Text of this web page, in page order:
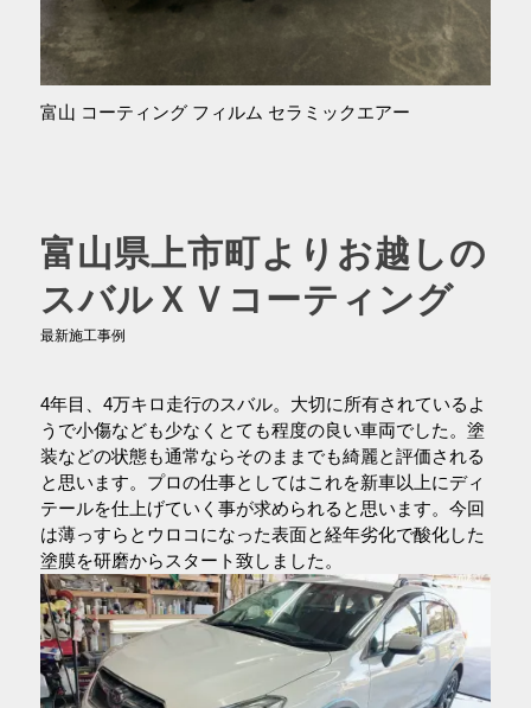
富山 コーティング フィルム セラミックエアー
富山県上市町よりお越しの
スバルＸＶコーティング
最新施工事例
4年目、4万キロ走行のスバル。大切に所有されているよ
うで小傷なども少なくとても程度の良い車両でした。塗
装などの状態も通常ならそのままでも綺麗と評価される
と思います。プロの仕事としてはこれを新車以上にディ
テールを仕上げていく事が求められると思います。今回
は薄っすらとウロコになった表面と経年劣化で酸化した
塗膜を研磨からスタート致しました。